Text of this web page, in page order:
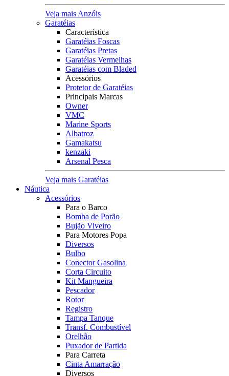
Veja mais Anzóis
Garatéias
Característica
Garatéias Foscas
Garatéias Pretas
Garatéias Vermelhas
Garatéias com Bladed
Acessórios
Protetor de Garatéias
Principais Marcas
Owner
VMC
Marine Sports
Albatroz
Gamakatsu
kenzaki
Arsenal Pesca
Veja mais Garatéias
Náutica
Acessórios
Para o Barco
Bomba de Porão
Bujão Viveiro
Para Motores Popa
Diversos
Bulbo
Conector Gasolina
Corta Circuito
Kit Mangueira
Pescador
Rotor
Registro
Tampa Tanque
Transf. Combustível
Orelhão
Puxador de Partida
Para Carreta
Cinta Amarração
Diversos